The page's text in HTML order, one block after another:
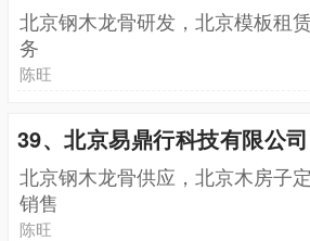
北京钢木龙骨研发，北京模板租
务
陈旺
39、北京易鼎行科技有限公司
北京钢木龙骨供应，北京木房子
销售
陈旺